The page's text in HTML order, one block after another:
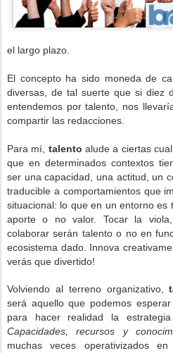
el largo plazo.
El concepto ha sido moneda de
diversas, de tal suerte que si diez
entendemos por talento, nos
compartir las redacciones.
Para mí, talento alude a ciertas
que en determinados contextos
ser una capacidad, una actitud, un
traducible a comportamientos que
situacional: lo que en un entorno es
aporte o no valor. Tocar la
colaborar serán talento o no en
ecosistema dado. Innova
verás que divertido!
Volviendo al terreno organizativo,
será aquello que podemos
para hacer realidad la
Capacidades, recursos y
muchas veces operativizados